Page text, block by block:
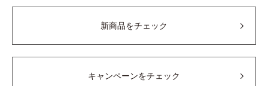
新商品をチェック
キャンペーンをチェック